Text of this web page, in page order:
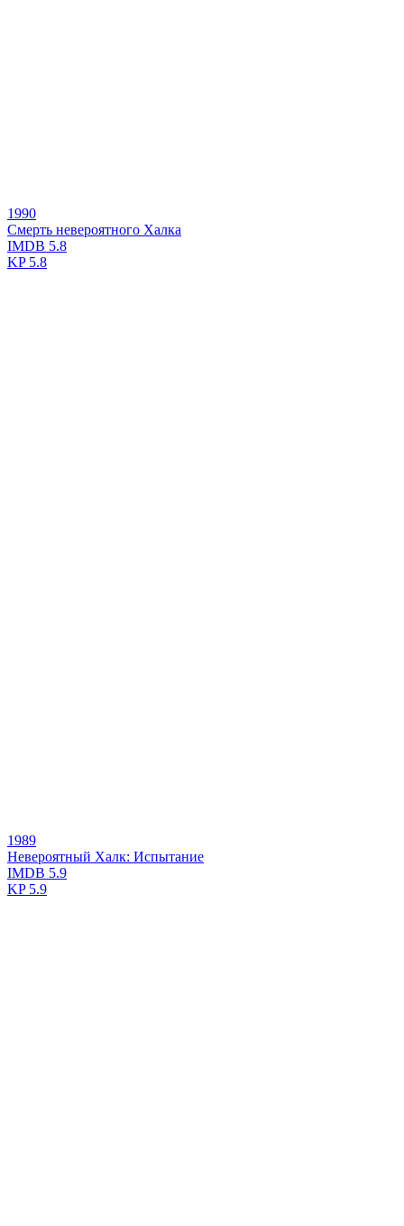
1990
Смерть невероятного Халка
IMDB 5.8
KP5.8
1989
Невероятный Халк: Испытание
IMDB 5.9
KP5.9